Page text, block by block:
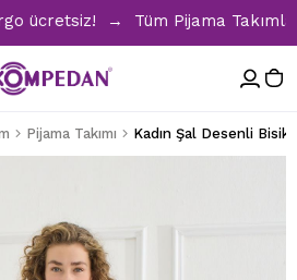
→ Tüm Pijama
Pijama Takımı